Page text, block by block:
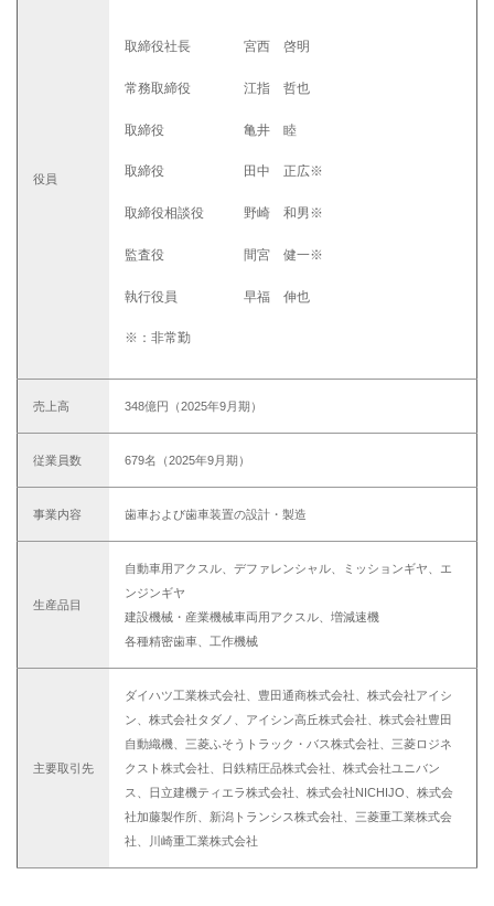
役員
取締役社長 宮西 啓明
常務取締役 江指 哲也
取締役 亀井 睦
取締役 田中 正広※
取締役相談役 野崎 和男※
監査役 間宮 健一※
執行役員 早福 伸也
※：非常勤
売上高 348億円（2025年9月期）
従業員数 679名（2025年9月期）
事業内容 歯車および歯車装置の設計・製造
生産品目
自動車用アクスル、デファレンシャル、ミッションギヤ、エ
ンジンギヤ
建設機械・産業機械車両用アクスル、増減速機
各種精密歯車、工作機械
主要取引先
ダイハツ工業株式会社、豊田通商株式会社、株式会社アイシ
ン、株式会社タダノ、アイシン高丘株式会社、株式会社豊田
自動織機、三菱ふそうトラック・バス株式会社、三菱ロジネ
クスト株式会社、日鉄精圧品株式会社、株式会社ユニバン
ス、日立建機ティエラ株式会社、株式会社NICHIJO、株式会
社加藤製作所、新潟トランシス株式会社、三菱重工業株式会
社、川崎重工業株式会社